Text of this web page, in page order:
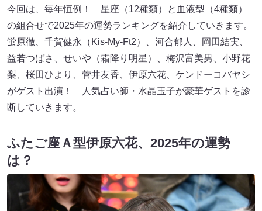
今回は、毎年恒例！ 星座（12種類）と血液型（4種類）
の組合せで2025年の運勢ランキングを紹介していきます。
蛍原徹、千賀健永（Kis-My-Ft2）、河合郁人、岡田結実、
益若つばさ、せいや（霜降り明星）、梅沢富美男、小野花
梨、桜田ひより、菅井友香、伊原六花、ケンドーコバヤシ
がゲスト出演！ 人気占い師・水晶玉子が豪華ゲストを診
断していきます。
ふたご座Ａ型伊原六花、2025年の運勢
は？